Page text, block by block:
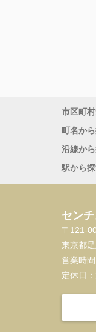
市区町
町名か
沿線か
駅から
セン
〒121-
東京都
営業時間
定休日：